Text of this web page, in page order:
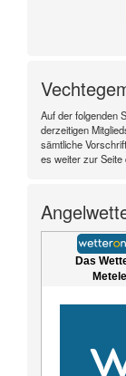
Auf der folgenden
derzeitigen
sämtliche
es weiter zur Seite
Das